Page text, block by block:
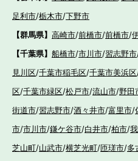
足利市/栃木市/下野市
【群馬県】 高崎市/前橋市/前橋市/
【千葉県】 船橋市/市川市/習志野市
見川区/千葉市稲毛区/千葉市美浜区
区/千葉市緑区/松戸市/流山市/野田
街道市/習志野市/酒々井市/富里市/
市/市川市/鎌ケ谷市/白井市/柏市/
芝山町/山武市/横芝光町/匝瑳市/多